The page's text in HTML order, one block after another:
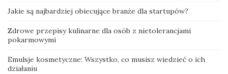
Jakie są najbardziej obiecujące branże dla startupów?
Zdrowe przepisy kulinarne dla osób z nietolerancjami
pokarmowymi
Emulsje kosmetyczne: Wszystko, co musisz wiedzieć o ich
działaniu